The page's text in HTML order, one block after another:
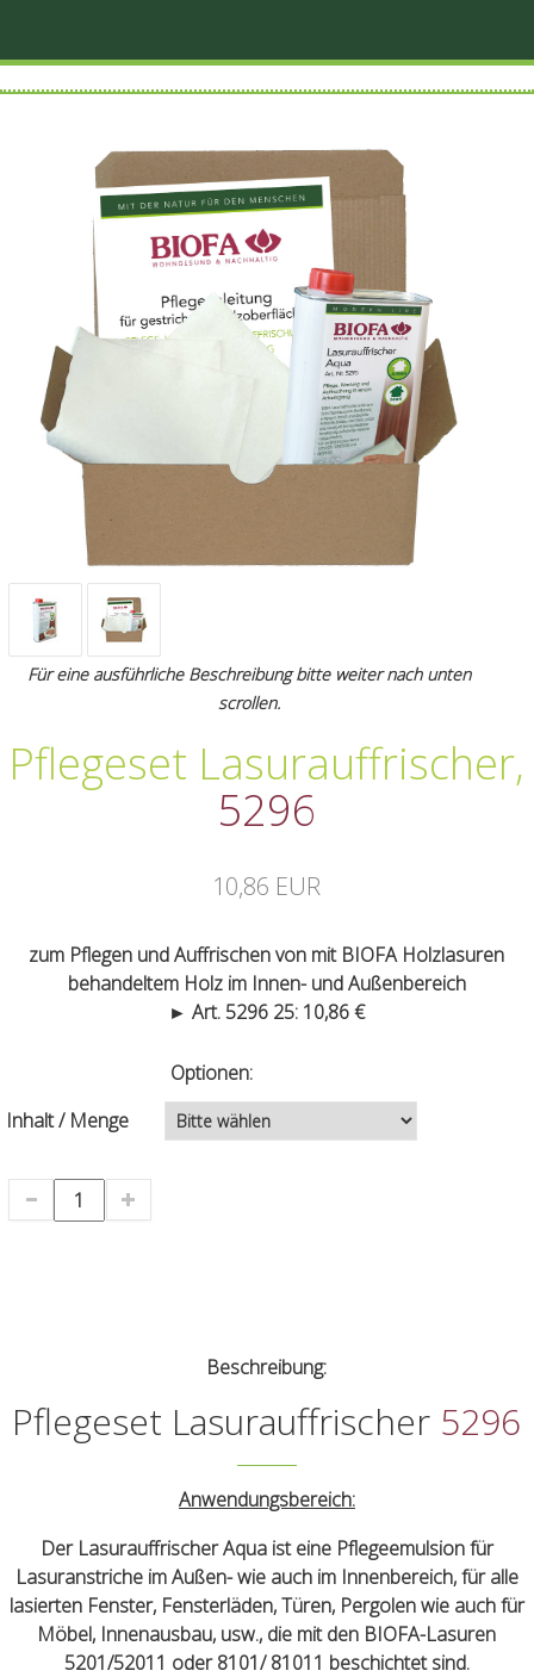
Für eine ausführliche Beschreibung bitte weiter nach unten
scrollen.
Pflegeset Lasurauffrischer,
5296
10,86 EUR
zum Pflegen und Auffrischen von mit BIOFA Holzlasuren
behandeltem Holz im Innen- und Außenbereich
► Art. 5296 25: 10,86 €
Optionen:
Inhalt / Menge
Beschreibung:
Pflegeset Lasurauffrischer 5296
Anwendungsbereich:
Der Lasurauffrischer Aqua ist eine Pflegeemulsion für
Lasuranstriche im Außen- wie auch im Innenbereich, für alle
lasierten Fenster, Fensterläden, Türen, Pergolen wie auch für
Möbel, Innenausbau, usw., die mit den BIOFA-Lasuren
5201/52011 oder 8101/ 81011 beschichtet sind.